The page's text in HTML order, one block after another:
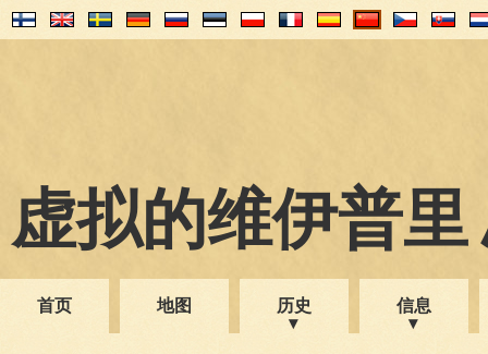
虚拟的维伊普里
首页 地图 历史 信息